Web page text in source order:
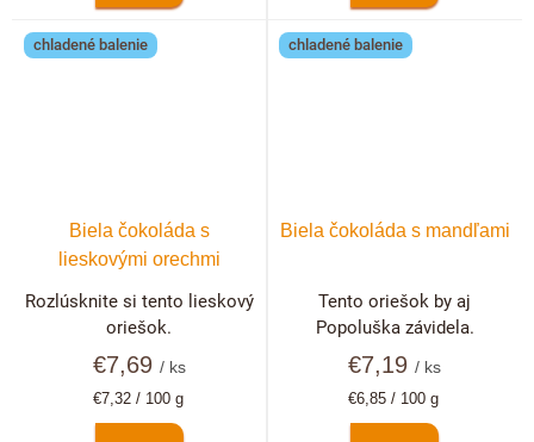
chladené balenie
Biela čokoláda s
lieskovými orechmi
€7,69 / ks
Jednotková
€7,32 / 100 g
Rozlúsknite si tento lieskový
oriešok.
chladené balenie
Biela čokoláda s mandľami
€7,19/ ks
Jednotková
€6,85 / 100 g
Tento oriešok by aj
Popoluška závidela.